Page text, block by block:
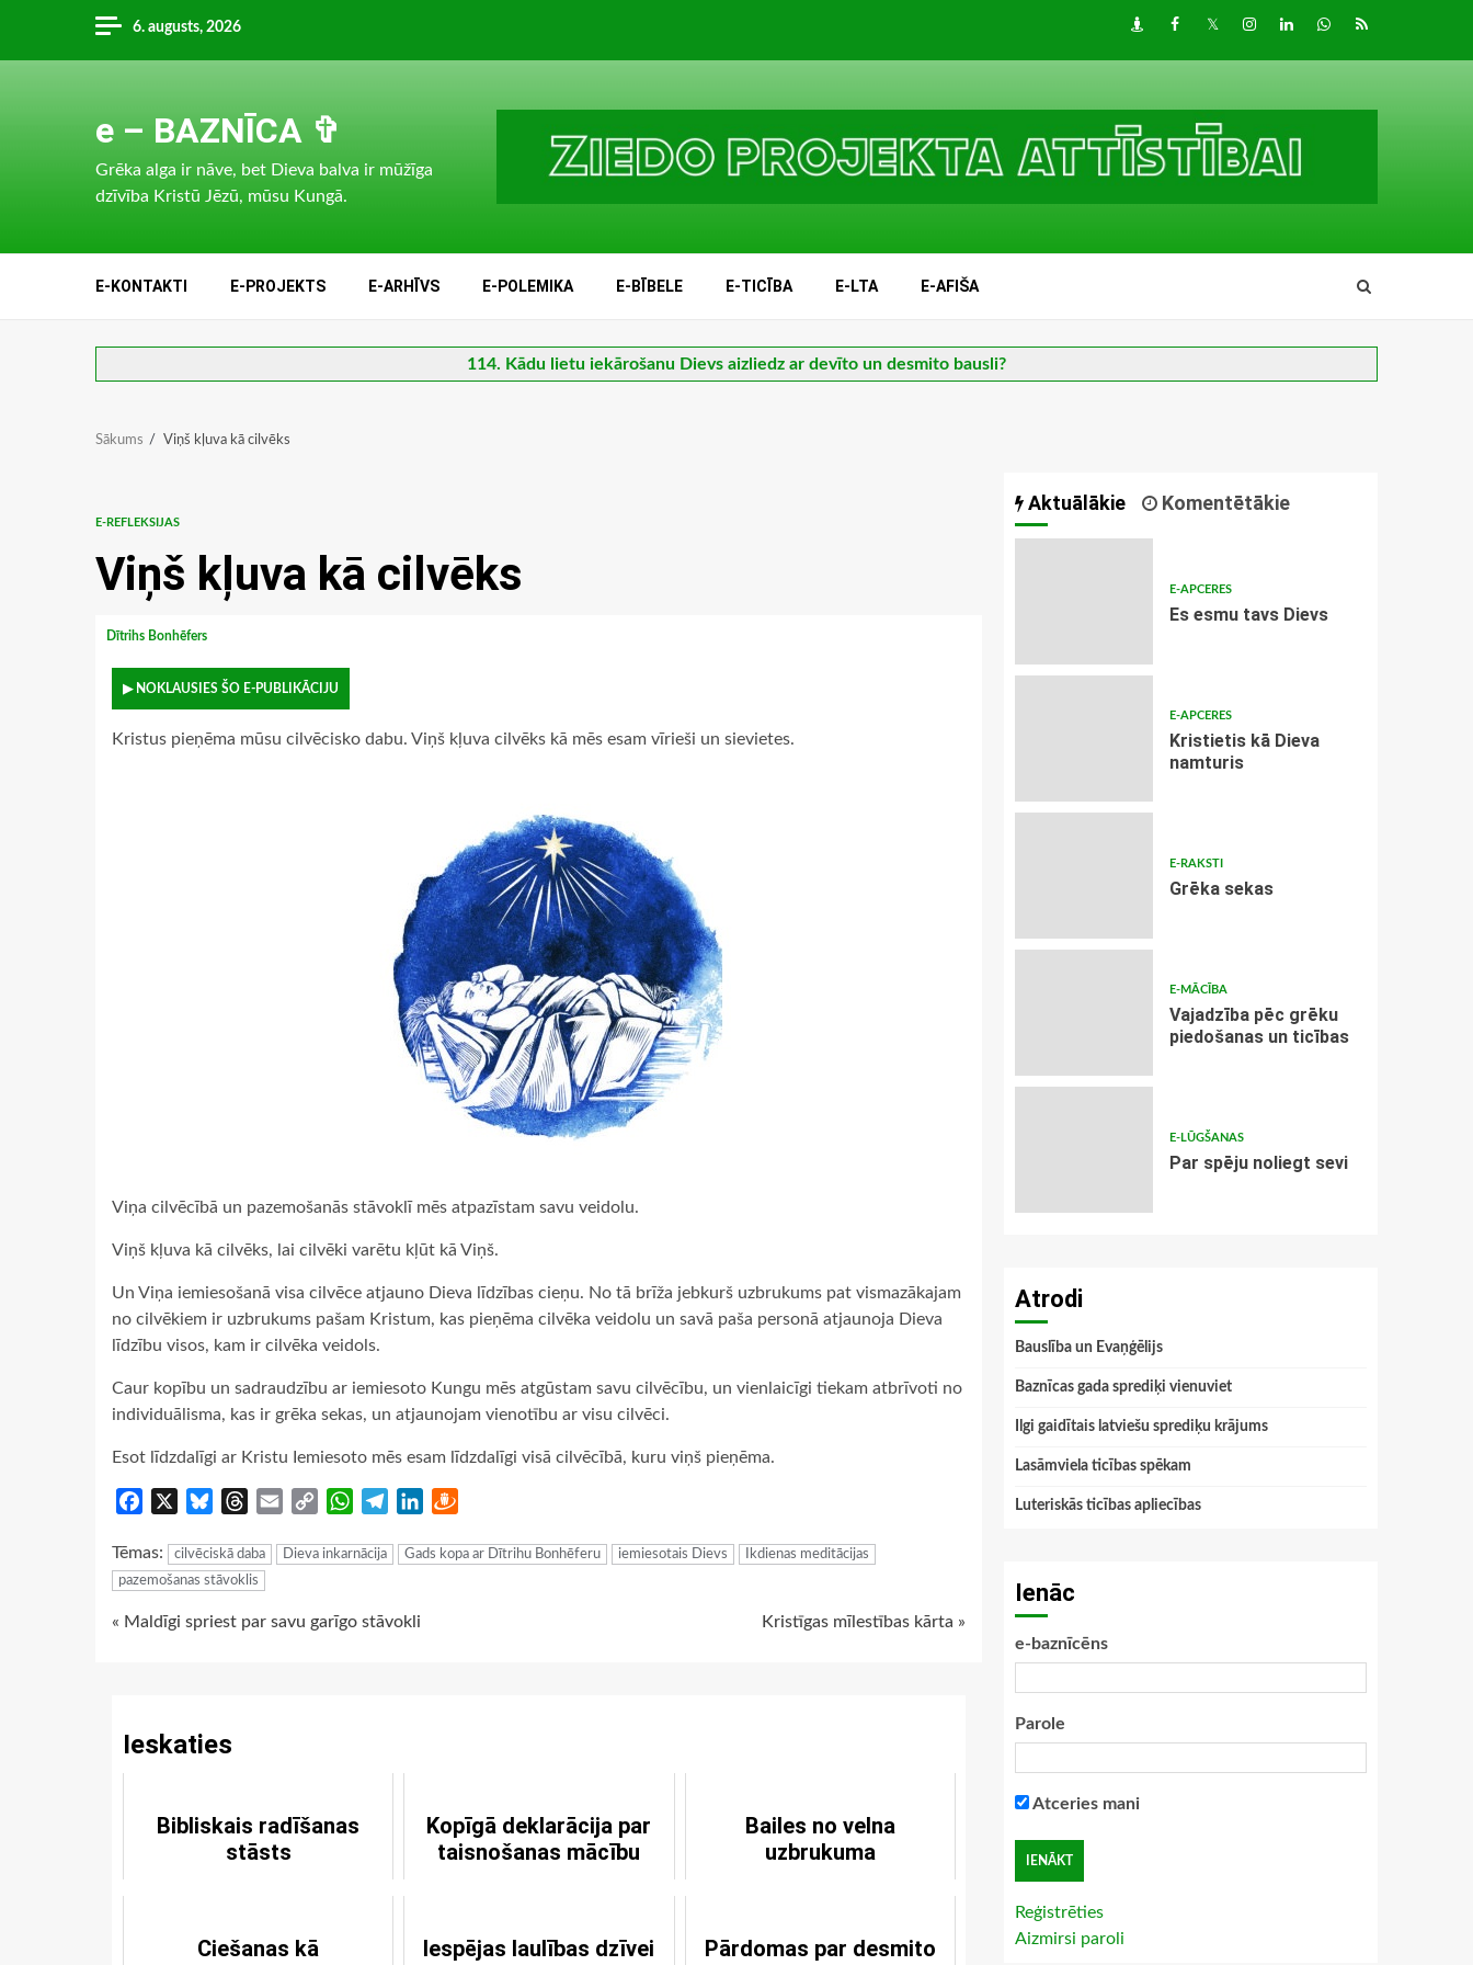
content
6. augusts, 2026 DraugiemFacebook
TwitterInstagram
LinkedInwhatsapp
RSS
e – BAZNĪCA ✞
Grēka alga ir nāve, bet Dieva balva ir mūžīga
dzīvība Kristū Jēzū, mūsu Kungā.
E-KONTAKTI E-PROJEKTS E-ARHĪVS E-POLEMIKA E-BĪBELE E-TICĪBA E-LTA E-AFIŠA
114. Kādu lietu iekārošanu Dievs aizliedz ar devīto un desmito bausli?
Sākums Viņš kļuva kā cilvēks
E-REFLEKSIJAS
Viņš kļuva kā cilvēks
Dītrihs Bonhēfers
▶ NOKLAUSIES ŠO E-PUBLIKĀCIJU
Kristus pieņēma mūsu cilvēcisko dabu. Viņš kļuva cilvēks kā mēs esam vīrieši un sievietes.
Viņa cilvēcībā un pazemošanās stāvoklī mēs atpazīstam savu veidolu.
Viņš kļuva kā cilvēks, lai cilvēki varētu kļūt kā Viņš.
Un Viņa iemiesošanā visa cilvēce atjauno Dieva līdzības cieņu. No tā brīža jebkurš uzbrukums pat vismazākajam
no cilvēkiem ir uzbrukums pašam Kristum, kas pieņēma cilvēka veidolu un savā paša personā atjaunoja Dieva
līdzību visos, kam ir cilvēka veidols.
Caur kopību un sadraudzību ar iemiesoto Kungu mēs atgūstam savu cilvēcību, un vienlaicīgi tiekam atbrīvoti no
individuālisma, kas ir grēka sekas, un atjaunojam vienotību ar visu cilvēci.
Esot līdzdalīgi ar Kristu Iemiesoto mēs esam līdzdalīgi visā cilvēcībā, kuru viņš pieņēma.
Facebook BlueskyThreads
Email
Copy
WhatsApp
TelegramLinkedIn
Tēmas: cilvēciskā daba Dieva inkarnācija Gads kopa ar Dītrihu Bonhēferu iemiesotais Dievs
Ikdienas meditācijas
pazemošanas stāvoklis
Continue
« Maldīgi spriest par savu garīgo stāvokli Kristīgas mīlestības kārta »
Ieskaties
Bibliskais radīšanas
stāsts
Kopīgā deklarācija par
taisnošanas mācību
Bailes no velna
uzbrukuma
Ciešanas kā
Iespējas laulības dzīvei
Pārdomas par desmito
Aktuālākie Komentētākie
E-APCERES
Es esmu tavs Dievs
E-APCERES
Kristietis kā Dieva
namturis
E-RAKSTI
Grēka sekas
E-MĀCĪBA
Vajadzība pēc grēku
piedošanas un ticības
E-LŪGŠANAS
Par spēju noliegt sevi
Atrodi
Bauslība un Evaņģēlijs
Baznīcas gada sprediķi vienuviet
Ilgi gaidītais latviešu sprediķu krājums
Lasāmviela ticības spēkam
Luteriskās ticības apliecības
Ienāc
e-baznīcēns
Parole
Atceries mani
Reģistrēties
Aizmirsi paroli